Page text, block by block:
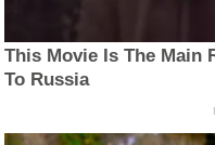
This Movie Is The Main
To Russia